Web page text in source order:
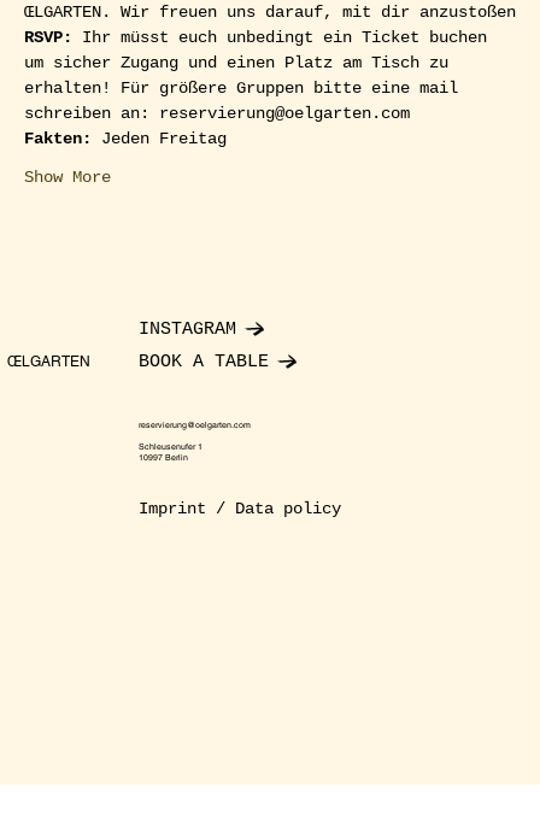
ŒLGARTEN. Wir freuen uns darauf, mit dir anzustoßen
RSVP: Ihr müsst euch unbedingt ein Ticket buchen
um sicher Zugang und einen Platz am Tisch zu
erhalten! Für größere Gruppen bitte eine mail
schreiben an: reservierung@oelgarten.com
Fakten:
Jeden Freitag
Show More
ŒLGARTEN
INSTAGRAM
BOOK A TABLE
reservierung@oelgarten.com
Schleusenufer 1
10997 Berlin
Imprint / Data policy